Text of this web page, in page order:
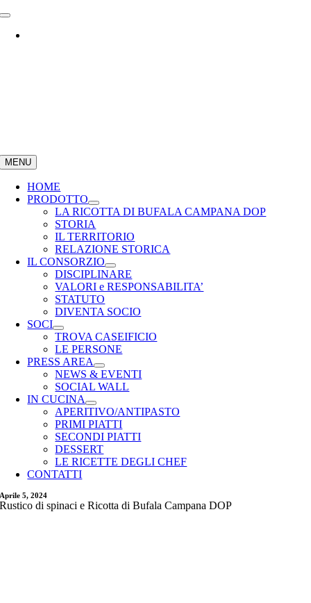
Salta
contenuto
Toggle
MENU
HOME
PRODOTTO
LA RICOTTA DI BUFALA CAMPANA DOP
STORIA
IL TERRITORIO
RELAZIONE STORICA
IL CONSORZIO
DISCIPLINARE
VALORI e RESPONSABILITA’
STATUTO
DIVENTA SOCIO
SOCI
TROVA CASEIFICIO
LE PERSONE
PRESS AREA
NEWS & EVENTI
SOCIAL WALL
IN CUCINA
APERITIVO/ANTIPASTO
PRIMI PIATTI
SECONDI PIATTI
DESSERT
LE RICETTE DEGLI CHEF
CONTATTI
Aprile 5, 2024
Rustico di spinaci e Ricotta di Bufala Campana DOP